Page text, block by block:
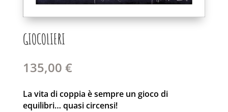
GIOCOLIERI
135,00 €
La vita di coppia è sempre un gioco di
equilibri… quasi circensi!